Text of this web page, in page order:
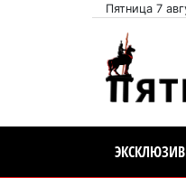
Пятница 7